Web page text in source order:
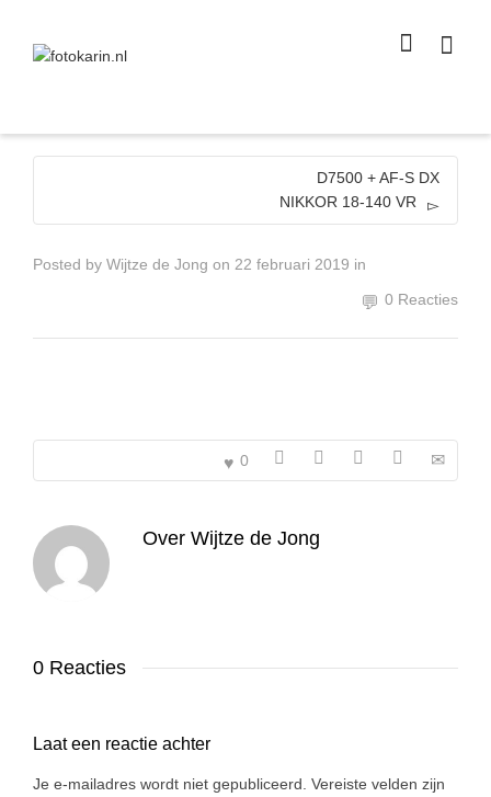
size
Super Search
D7500 + AF-S DX
NIKKOR 18-140 VR
Posted by Wijtze de Jong on 22 februari 2019 in
0 Reacties
0
Over Wijtze de Jong
0 Reacties
Laat een reactie achter
Je e-mailadres wordt niet gepubliceerd. Vereiste velden zijn